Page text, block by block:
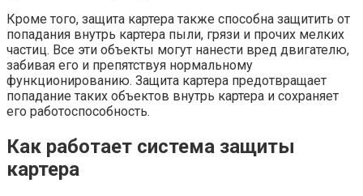
Кроме того, защита картера также способна защитить от
попадания внутрь картера пыли, грязи и прочих мелких
частиц. Все эти объекты могут нанести вред двигателю,
забивая его и препятствуя нормальному
функционированию. Защита картера предотвращает
попадание таких объектов внутрь картера и сохраняет
его работоспособность.
Как работает система защиты
картера